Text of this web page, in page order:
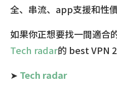
全、串流、app支援和性
如果你正想要找一間適合
Tech radar的 best VPN
➤ Tech radar